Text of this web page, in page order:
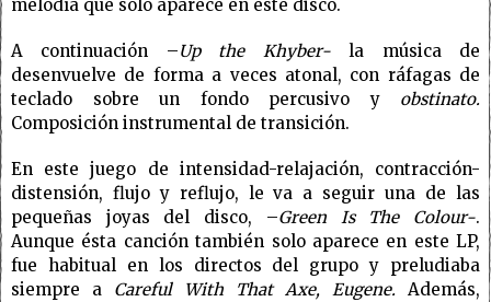
melodía que solo aparece en este disco.
A continuación –Up the Khyber-la música de
desenvuelve de forma a veces atonal, con ráfagas de
teclado sobre un fondo percusivo y obstinato.
Composición instrumental de transición.
En este juego de intensidad-relajación, contracción-
distensión, flujo y reflujo, le va a seguir una de las
pequeñas joyas del disco, –Green Is The Colour-.
Aunque ésta canción también solo aparece en este LP,
fue habitual en los directos del grupo y preludiaba
siempre a Careful With That Axe, Eugene. Además,